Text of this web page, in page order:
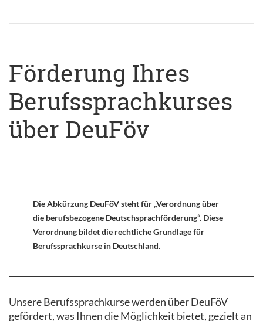
Förderung Ihres
Berufssprachkurses
über DeuFöv
Die Abkürzung DeuFöV steht für „Verordnung über
die berufsbezogene Deutschsprachförderung“. Diese
Verordnung bildet die rechtliche Grundlage für
Berufssprachkurse in Deutschland.
Unsere Berufssprachkurse werden über DeuFöV
gefördert, was Ihnen die Möglichkeit bietet, gezielt an